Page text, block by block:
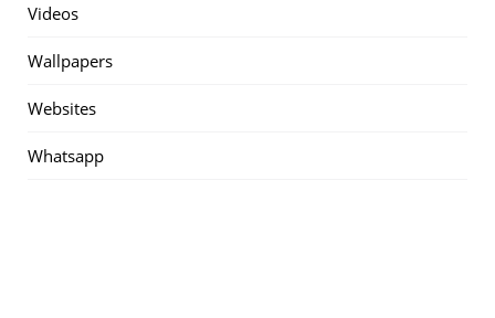
Videos
Wallpapers
Websites
Whatsapp